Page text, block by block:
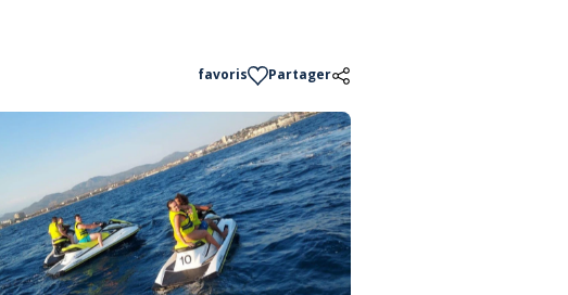
favoris Partager